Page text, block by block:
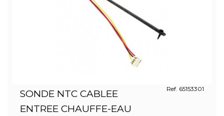
SONDE NTC CABLEE
ENTREE CHAUFFE-EAU
Ref. 65153301